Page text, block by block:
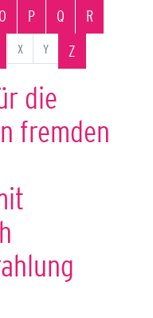
O P Q
R
X Y Z
die
fremden